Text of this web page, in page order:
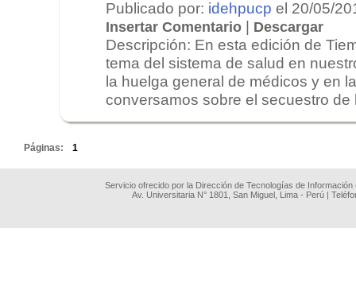
Publicado por: idehpucp el 20/05/
Insertar Comentario | Descargar
Descripción: En esta edición de
tema del sistema de salud en
la huelga general de médicos y en
conversamos sobre el secuestro de
Páginas: 1
Servicio ofrecido por la Dirección de Tecnologías de
Av. Universitaria N° 1801, San Miguel, Lima - Perú |